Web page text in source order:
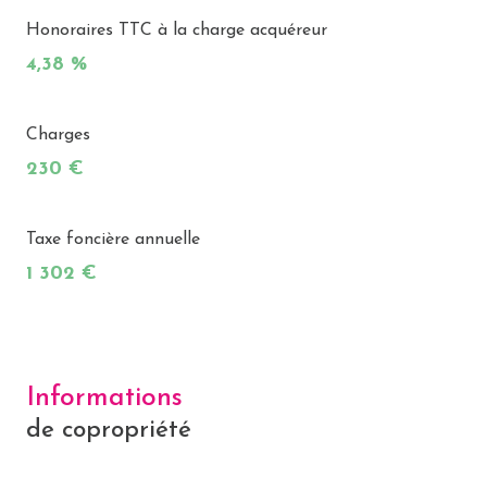
Honoraires TTC à la charge acquéreur
4,38 %
Charges
230 €
Taxe foncière annuelle
1 302 €
Informations
de copropriété